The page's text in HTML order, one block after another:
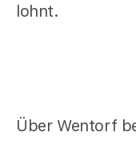
lohnt.
Über Wentorf